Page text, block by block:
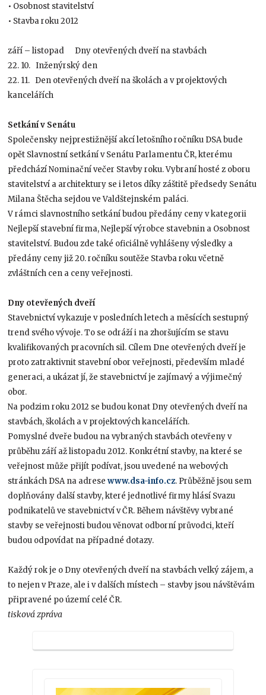
• Osobnost stavitelství
• Stavba roku 2012
září – listopad Dny otevřených dveří na stavbách
22. 10. Inženýrský den
22. 11. Den otevřených dveří na školách a v projektových
kancelářích
Setkání v Senátu
Společensky nejprestižnější akcí letošního ročníku DSA bude
opět Slavnostní setkání v Senátu Parlamentu ČR, kterému
předchází Nominační večer Stavby roku. Vybraní hosté z oboru
stavitelství a architektury se i letos díky záštitě předsedy Senátu
Milana Štěcha sejdou ve Valdštejnském paláci.
V rámci slavnostního setkání budou předány ceny v kategorii
Nejlepší stavební firma, Nejlepší výrobce stavebnin a Osobnost
stavitelství. Budou zde také oficiálně vyhlášeny výsledky a
předány ceny již 20. ročníku soutěže Stavba roku včetně
zvláštních cen a ceny veřejnosti.
Dny otevřených dveří
Stavebnictví vykazuje v posledních letech a měsících sestupný
trend svého vývoje. To se odráží i na zhoršujícím se stavu
kvalifikovaných pracovních sil. Cílem Dne otevřených dveří je
proto zatraktivnit stavební obor veřejnosti, především mladé
generaci, a ukázat jí, že stavebnictví je zajímavý a výjimečný
obor.
Na podzim roku 2012 se budou konat Dny otevřených dveří na
stavbách, školách a v projektových kancelářích.
Pomyslné dveře budou na vybraných stavbách otevřeny v
průběhu září až listopadu 2012. Konkrétní stavby, na které se
veřejnost může přijít podívat, jsou uvedené na webových
stránkách DSA na adresewww.dsa-info.cz. Průběžně jsou sem
doplňovány další stavby, které jednotlivé firmy hlásí Svazu
podnikatelů ve stavebnictví v ČR. Během návštěvy vybrané
stavby se veřejnosti budou věnovat odborní průvodci, kteří
budou odpovídat na případné dotazy.
Každý rok je o Dny otevřených dveří na stavbách velký zájem, a
to nejen v Praze, ale i v dalších místech – stavby jsou návštěvám
připravené po území celé ČR.
tisková zpráva